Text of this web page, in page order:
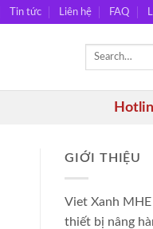
Tin tức Liên hệ FAQ
Search
GIỚI THIỆU
Viet Xanh
thiết bị nâng